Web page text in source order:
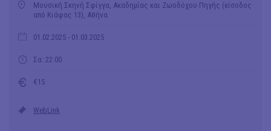
Μουσική Σκηνή Σφίγγα, Ακαδημίας και Ζωοδόχου Πηγής (είσοδος
από Κιάφας 13), Αθήνα
01.02.2025 - 01.03.2025
Σα: 22.00
€15
WebLink